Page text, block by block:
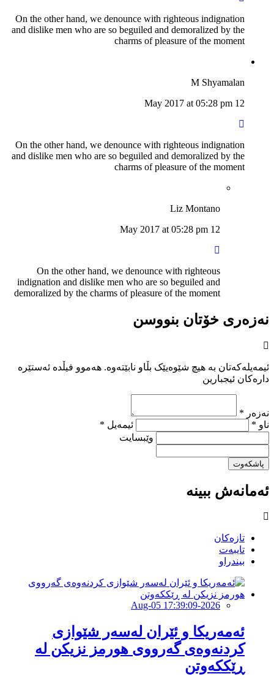
On the other hand, we denounce with righteous indignation
and dislike men who are so beguiled and demoralized by the
charms of pleasure of the moment
M Shyamalan
12 May 2017 at 05:28 pm
On the other hand, we denounce with righteous indignation
and dislike men who are so beguiled and demoralized by the
charms of pleasure of the moment
Liz Montano
12 May 2017 at 05:28 pm
On the other hand, we denounce with righteous
indignation and dislike men who are so beguiled and
demoralized by the charms of pleasure of the moment
نەزەری خۆتان بنووسن
ئیمەیلەکەتان بە هیچ شێوەیێک بڵاو نابێتەوە. هەموو فیڵدە ئەستێرە
دارەکان ئیجبارین
نەزەر *
ناو *
ئیمەیل *
وێبسایت
پاشکەوت
ئەمانەش ببینە
تازەکان
تایبەت
بیندراو
2026-Aug-05 17:39:09
ئەمەریكا و ئێران لەسەر شێوازی
كردنەوەی گەرووی هورمز نزیكن لە
ڕێككەوتن